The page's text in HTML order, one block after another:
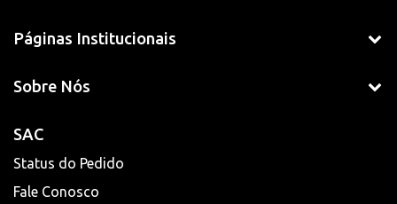
Páginas Institucionais
Sobre Nós
SAC
Status do Pedido
Fale Conosco